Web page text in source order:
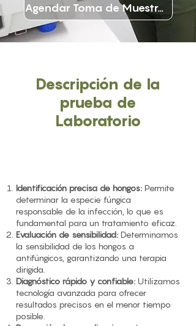
Agendar Toma de Muestras
Descripción de la
prueba de
Laboratorio
Identificación precisa de hongos: Permite
determinar la especie fúngica
responsable de la infección, lo que es
fundamental para un tratamiento eficaz.
Evaluación de sensibilidad: Determinamos
la sensibilidad de los hongos a
antifúngicos, garantizando una terapia
dirigida.
Diagnóstico rápido y confiable: Utilizamos
tecnología avanzada para ofrecer
resultados precisos en el menor tiempo
posible.